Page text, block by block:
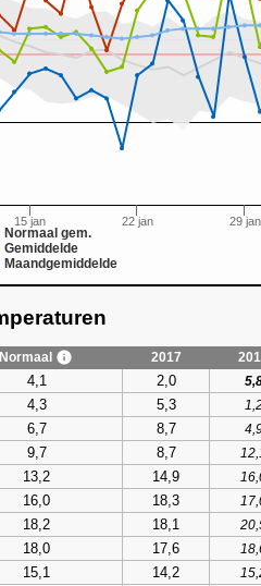
Normaal gem.
Gemiddelde
Maandgemiddelde
15 jan 22 jan 29 jan
Normaal 2017
4,1 2,0
4,3 5,3
6,7 8,7
9,7 8,7
13,2 14,9
16,0 18,3
18,2 18,1
18,0 17,6
15,1 14,2